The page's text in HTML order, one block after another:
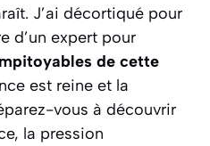
J’ai décortiqué pour
d’un expert pour
de cette
est reine et la
vous à découvrir
la pression